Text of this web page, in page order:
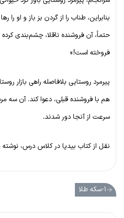
بنابراین، طناب را از گردن بز باز و او
حتماً، آن فروشنده ناقلا، چشم‌بندی
فروخته است!»
پیرمرد روستایی بلافاصله راهی بازار
هم با فروشنده قبلی، دعوا کند. آن سه
سرعت از آنجا دور شدند.
نقل از کتاب بیدپا در کلاس درس،
۱-سکه طلا